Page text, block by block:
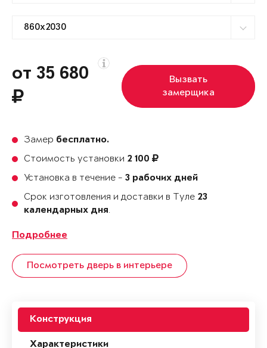
от 35 680
Вызвать
замерщика
Замер бесплатно.
Стоимость установки 2 100
Установка в течение - 3 рабочих дней
Срок изготовления и доставки в Туле 23
календарных дня.
Подробнее
Посмотреть дверь в интерьере
Конструкция
Характеристики